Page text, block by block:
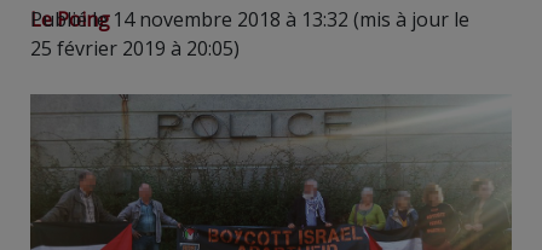
Le Poing
Publié le 14 novembre 2018 à 13:32 (mis à jour le
25 février 2019 à 20:05)